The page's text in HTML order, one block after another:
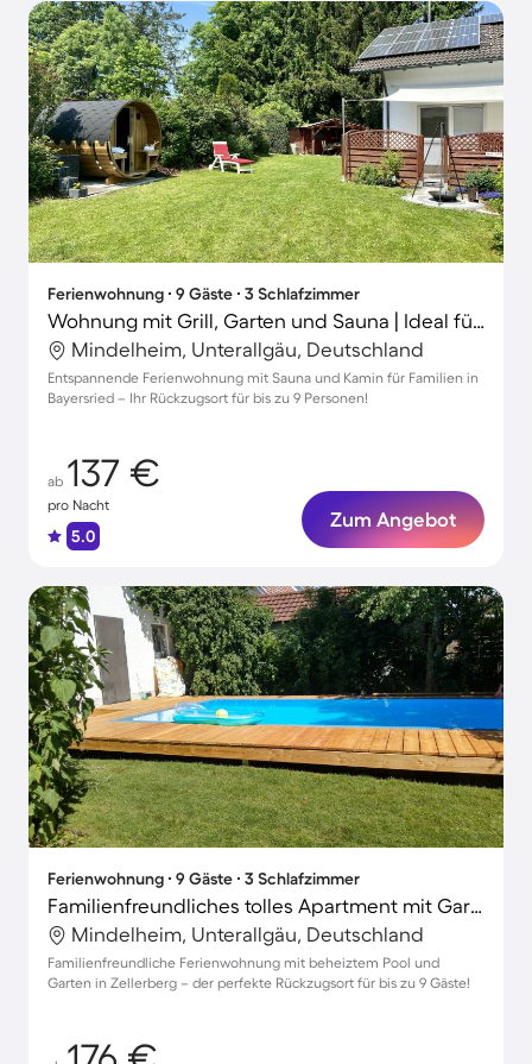
Ferienwohnung ∙ 9 Gäste ∙ 3 Schlafzimmer
Wohnung mit Grill, Garten und Sauna | Ideal für Homeoffice
Mindelheim, Unterallgäu, Deutschland
Entspannende Ferienwohnung mit Sauna und Kamin für Familien in
Bayersried – Ihr Rückzugsort für bis zu 9 Personen!
ab 137 €
pro Nacht
5.0
Zum Angebot
Ferienwohnung ∙ 9 Gäste ∙ 3 Schlafzimmer
Familienfreundliches tolles Apartment mit Garten, Grill und Terrasse | Haustiere sind willkommen
Mindelheim, Unterallgäu, Deutschland
Familienfreundliche Ferienwohnung mit beheiztem Pool und
Garten in Zellerberg – der perfekte Rückzugsort für bis zu 9 Gäste!